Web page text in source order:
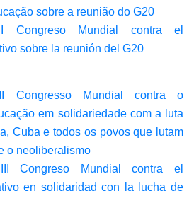
sobre a reunião do G20
Congreso Mundial contra el
sobre la reunión del G20
Congresso Mundial contra o
em solidariedade com a luta
Cuba e todos os povos que lutam
o neoliberalismo
Congreso Mundial contra el
en solidaridad con la lucha de